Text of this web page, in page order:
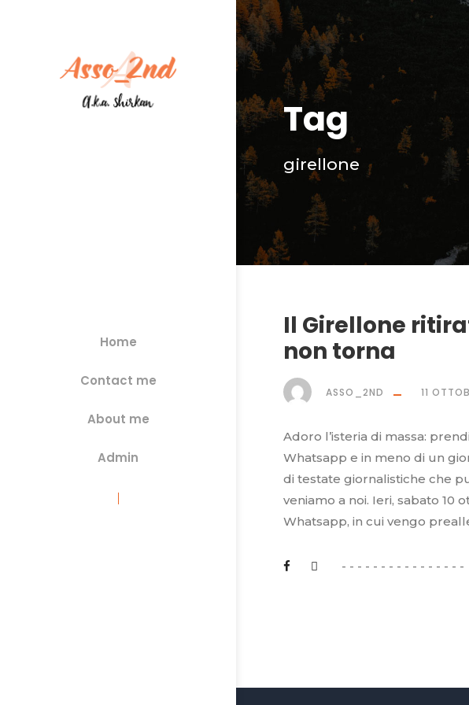
Home
Contact me
About me
Admin
Tag
girellone
Il Girellone
non torna
ASSO_2ND 11
Adoro l’isteria di massa:
Whatsapp e in meno di un
di testate giornalistiche che
veniamo a noi. Ieri, sabato 10
Whatsapp, in cui vengo